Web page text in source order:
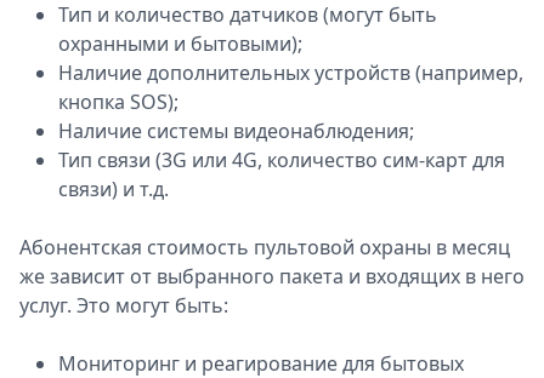
Тип и количество датчиков (могут быть
охранными и бытовыми);
Наличие дополнительных устройств (например,
кнопка SOS);
Наличие системы видеонаблюдения;
Тип связи (3G или 4G, количество сим-карт для
связи) и т.д.
Абонентская стоимость пультовой охраны в месяц
же зависит от выбранного пакета и входящих в него
услуг. Это могут быть:
Мониторинг и реагирование для бытовых